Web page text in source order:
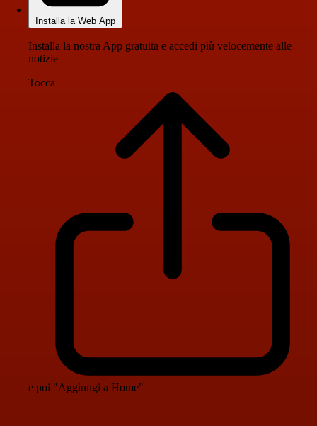
Installa la Web App
Installa la nostra App gratuita e accedi più velocemente alle
notizie
Tocca
e poi "Aggiungi a Home"